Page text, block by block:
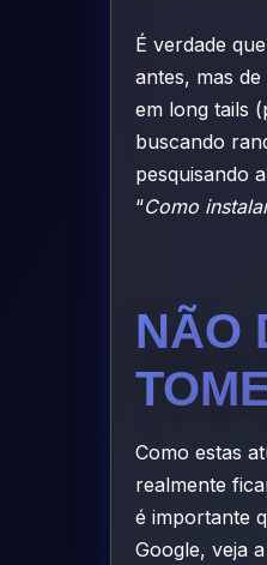
É verdade
antes, mas
em long tails
buscando
pesquisando
“Como
NÃO
Como estas
realmente
é importante
Google, veja